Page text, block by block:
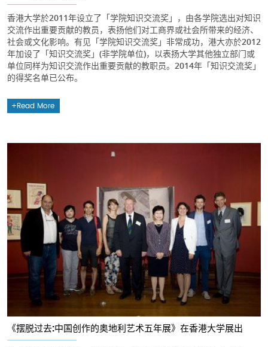
香港大学於2011年设立了「学院知识交流奖」，由各学院选出对知识
交流作出重要贡献的教员，表扬他们对工商界或社会所带来的经济、
社会或文化影响。有见「学院知识交流奖」非常成功，港大亦於2012
年加设了「知识交流奖」(非学院单位)，以表扬大学其他独立部门或
单位同样为知识交流作出重要贡献的教职员。2014年「知识交流奖」
的得奖名单已公布。
Read More
《摆脱过去:中国创作的奥地利艺术五年展》在香港大学展出